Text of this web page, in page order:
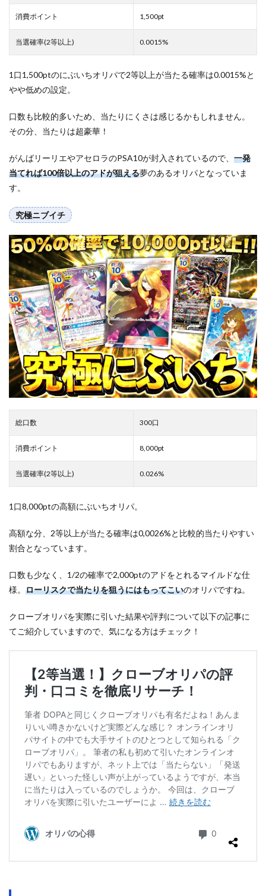
消費ポイント 1,500pt
当選確率(2等以上) 0.0015%
1口1,500ptのにぶいちオリパで2等以上が当たる確率は0.0015%と
やや低めの設定。
口数も比較的多いため、当たりにくさは感じるかもしれません。
その分、当たりは超豪華！
がんばリーリエやアセロラのPSA10が封入されているので、 一発
当てれば100倍以上のアドが狙える夢のあるオリパとなっていま
す。
究極ニブイチ
総口数 300口
消費ポイント 8,000pt
当選確率(2等以上) 0.026%
1口8,000ptの高額にぶいちオリパ。
高額な分、2等以上が当たる確率は0,0026%と比較的当たりやすい
割合となっています。
口数も少なく、1/2の確率で2,000ptのアドをとれるマイルドな仕
様。 ローリスクで当たりを狙うにはもってこいのオリパですね。
クローブオリパを実際に引いた結果や評判について以下の記事に
てご紹介していますので、気になる方はチェック！